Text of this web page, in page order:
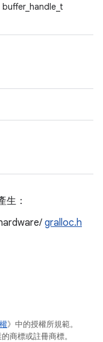
buffer_handle_t
生：
gralloc.h
》中的授權所規範。
商標或註冊商標。